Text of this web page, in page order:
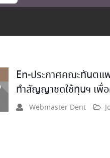
En-ประกาศคณะทันตแ
ทำสัญญาชดใช้ทุนฯ เพื่
Webmaster Dent